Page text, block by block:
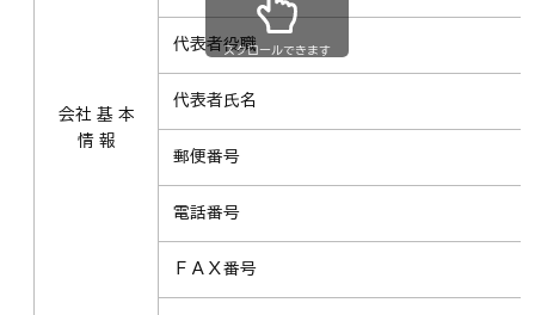
会社 基 本
情 報
代表者役職
代表者氏名
郵便番号
電話番号
ＦＡＸ番号
スクロールできます